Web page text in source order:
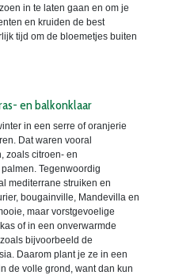
in te laten gaan en om je
en kruiden de best
tijd om de bloemetjes buiten
en balkonklaar
in een serre of oranjerie
Dat waren vooral
zoals citroen- en
Tegenwoordig
mediterrane struiken en
bougainville, Mandevilla en
maar vorstgevoelige
of in een onverwarmde
bijvoorbeeld de
Daarom plant je ze in een
de volle grond, want dan kun